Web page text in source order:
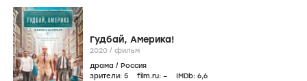
Гудбай, Америка!
2020 / фильм
драма / Россия
зрители: 5 film.ru: – IMDb: 6,6